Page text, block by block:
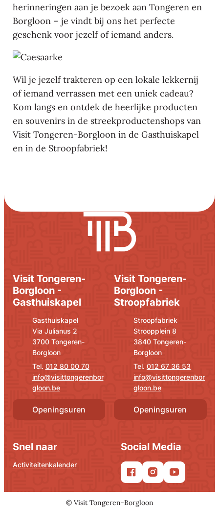
herinneringen aan je bezoek aan Tongeren en
Borgloon – je vindt bij ons het perfecte
geschenk voor jezelf of iemand anders.
Wil je jezelf trakteren op een lokale lekkernij
of iemand verrassen met een uniek cadeau?
Kom langs en ontdek de heerlijke producten
en souvenirs in de streekproductenshops van
Visit Tongeren-Borgloon in de Gasthuiskapel
en in de Stroopfabriek!
Visit Tongeren-
Borgloon -
Gasthuiskapel
Gasthuiskapel
Via Julianus 2
,3700 Tongeren-
Borgloon
012 80 00 70
E-mail
info@visittongerenbor
gloon.be
Openingsuren
Visit Tongeren-
Borgloon -
Stroopfabriek
Stroopfabriek
Stroopplein 8
,3840 Tongeren-
Borgloon
012 67 36 53
E-mail
info@visittongerenbor
gloon.be
Openingsuren
Snel naar
Activiteitenkalender
Social Media
FacebookInstagramYouTube
© Visit Tongeren-Borgloon